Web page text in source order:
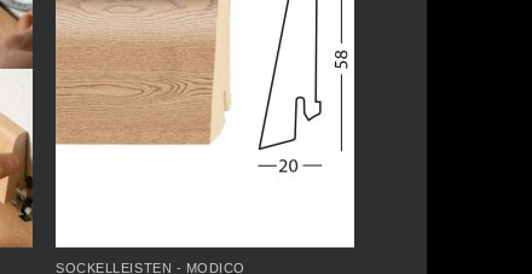
SOCKELLEISTEN - MODICO